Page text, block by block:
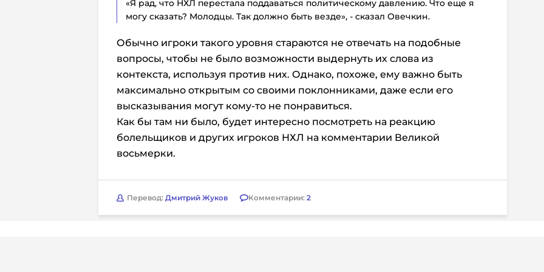
«Я рад, что НХЛ перестала поддаваться политическому давлению. Что еще я
могу сказать? Молодцы. Так должно быть везде», - сказал Овечкин.
Обычно игроки такого уровня стараются не отвечать на подобные
вопросы, чтобы не было возможности выдернуть их слова из
контекста, используя против них. Однако, похоже, ему важно быть
максимально открытым со своими поклонниками, даже если его
высказывания могут кому-то не понравиться.
Как бы там ни было, будет интересно посмотреть на реакцию
болельщиков и других игроков НХЛ на комментарии Великой
восьмерки.
Перевод: Дмитрий Жуков Комментарии: 2